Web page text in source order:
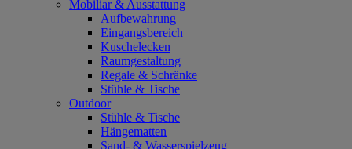
Mobiliar & Ausstattung
Aufbewahrung
Eingangsbereich
Kuschelecken
Raumgestaltung
Regale & Schränke
Stühle & Tische
Outdoor
Stühle & Tische
Hängematten
Sand- & Wasserspielzeug